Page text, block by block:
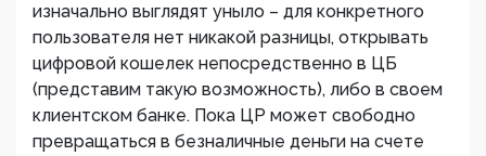
изначально выглядят уныло – для конкретного
пользователя нет никакой разницы, открывать
цифровой кошелек непосредственно в ЦБ
(представим такую возможность), либо в своем
клиентском банке. Пока ЦР может свободно
превращаться в безналичные деньги на счете